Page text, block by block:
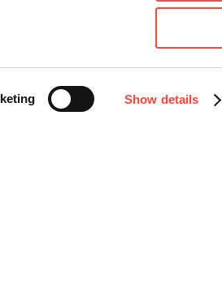
Show details
Instagram
Facebook